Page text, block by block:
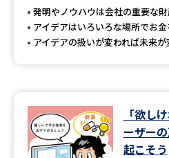
留学・進学関連、塾・予備校
大学入学共通テスト「受験上の
高等学校（情報）教員資格認定
発明やノウハウは会社の重要な
アイデアはいろいろな場所でお
アイデアの扱いが変われば未来が
「欲し
ーザー
起こそう